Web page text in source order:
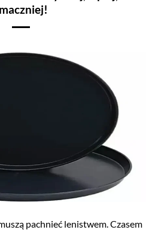
pachnieć lenistwem. Czasem